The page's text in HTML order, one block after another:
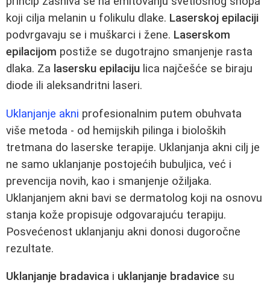
koji cilja melanin u folikulu dlake. Laserskoj epilaciji
podvrgavaju se i muškarci i žene. Laserskom
epilacijom postiže se dugotrajno smanjenje rasta
dlaka. Za lasersku epilaciju lica najčešće se biraju
diode ili aleksandritni laseri.
Uklanjanje akni profesionalnim putem obuhvata
više metoda - od hemijskih pilinga i bioloških
tretmana do laserske terapije. Uklanjanja akni cilj je
ne samo uklanjanje postojećih bubuljica, već i
prevencija novih, kao i smanjenje ožiljaka.
Uklanjanjem akni bavi se dermatolog koji na osnovu
stanja kože propisuje odgovarajuću terapiju.
Posvećenost uklanjanju akni donosi dugoročne
rezultate.
Uklanjanje bradavica i uklanjanje bradavice su